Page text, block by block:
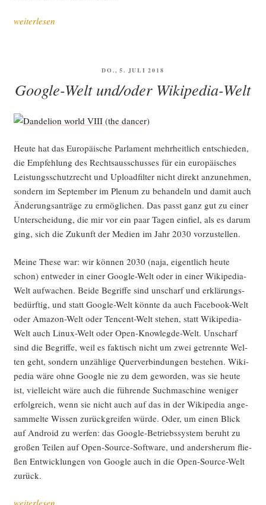
„So
rück­
Teil
Mein
digi­
ta­
les
Leben
2019
(A‑Z)“
weiterlesen
VERÖFFENTLICHT
DO., 5. JULI 2018
Google-Welt und/oder Wikipedia-Welt
Heu­te hat das Euro­päi­sche Par­la­ment mehr­heit­lich ent­schie­den,
die Emp­feh­lung des Rechts­aus­schus­ses für ein euro­päi­sches
Leis­tungs­schutz­recht und Upload­fil­ter nicht direkt anzu­neh­men,
son­dern im Sep­tem­ber im Ple­num zu behan­deln und damit auch
Ände­rungs­an­trä­ge zu ermög­li­chen. Das passt ganz gut zu einer
Unter­schei­dung, die mir vor ein paar Tagen ein­fiel, als es dar­um
ging, sich die Zukunft der Medi­en im Jahr 2030 vorzustellen.
Mei­ne The­se war: wir kön­nen 2030 (naja, eigent­lich heu­te
schon) ent­we­der in einer Goog­le-Welt oder in einer Wiki­pe­dia-
Welt auf­wa­chen. Bei­de Begrif­fe sind unscharf und erklä­rungs­
be­dürf­tig, und statt Goog­le-Welt könn­te da auch Face­book-Welt
oder Ama­zon-Welt oder Ten­cent-Welt ste­hen, statt Wiki­pe­dia-
Welt auch Linux-Welt oder Open-Know­leg­de-Welt. Unscharf
sind die Begrif­fe, weil es fak­tisch nicht um zwei getrenn­te Wel­
ten geht, son­dern unzäh­li­ge Quer­ver­bin­dun­gen bestehen. Wiki­
pe­dia wäre ohne Goog­le nie zu dem gewor­den, was sie heu­te
ist, viel­leicht wäre auch die füh­ren­de Such­ma­schi­ne weni­ger
erfolg­reich, wenn sie nicht auch auf das in der Wiki­pe­dia ange­
sam­mel­te Wis­sen zurück­grei­fen wür­de. Oder, um einen Blick
auf Android zu wer­fen: das Goog­le-Betriebs­sys­tem beruht zu
gro­ßen Tei­len auf Open-Source-Soft­ware, und anders­her­um flie­
ßen Ent­wick­lun­gen von Goog­le auch in die Open-Source-Welt
zurück.
„Goog­